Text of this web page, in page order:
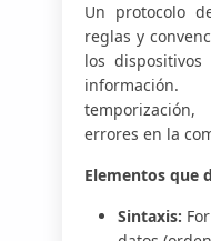
Un protocolo
reglas y
los
errores en la
Elementos que
Sintaxis: